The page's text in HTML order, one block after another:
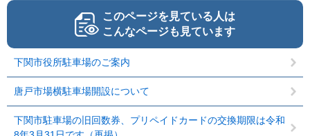
このページを見ている人は
こんなページも見ています
下関市役所駐車場のご案内
唐戸市場横駐車場開設について
下関市駐車場の旧回数券、プリペイドカードの交換期限は令和